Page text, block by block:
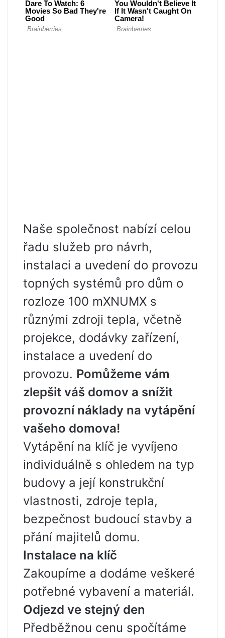
Naše společnost nabízí celou
řadu služeb pro návrh,
instalaci a uvedení do provozu
topných systémů pro dům o
rozloze 100 mXNUMX s
různými zdroji tepla, včetně
projekce, dodávky zařízení,
instalace a uvedení do
provozu. Pomůžeme vám
zlepšit váš domov a snížit
provozní náklady na vytápění
vašeho domova!
Vytápění na klíč je vyvíjeno
individuálně s ohledem na typ
budovy a její konstrukční
vlastnosti, zdroje tepla,
bezpečnost budoucí stavby a
přání majitelů domu.
Instalace na klíč
Zakoupíme a dodáme veškeré
potřebné vybavení a materiál.
Odjezd ve stejný den
Předběžnou cenu spočítáme